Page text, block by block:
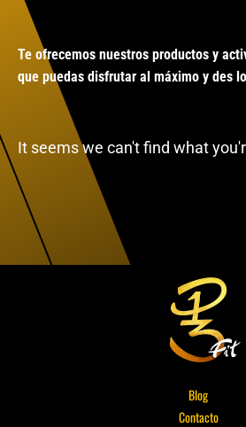
Te ofrecemos nuestros productos y
que puedas disfrutar al máximo y des
It seems we can't find what
Blog
Contacto